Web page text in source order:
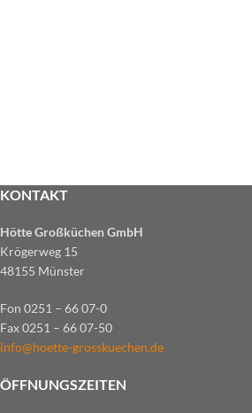
KONTAKT
Hötte Großküchen GmbH
Krögerweg 15
48155 Münster
Fon 0251 – 66 07-0
Fax 0251 – 66 07-50
info@hoette-grosskuechen.de
ÖFFNUNGSZEITEN